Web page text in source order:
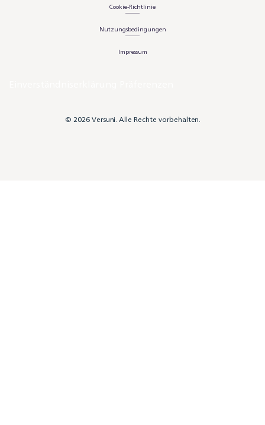
Cookie-Richtlinie
Nutzungsbedingungen
Impressum
© 2026 Versuni. Alle Rechte vorbehalten.